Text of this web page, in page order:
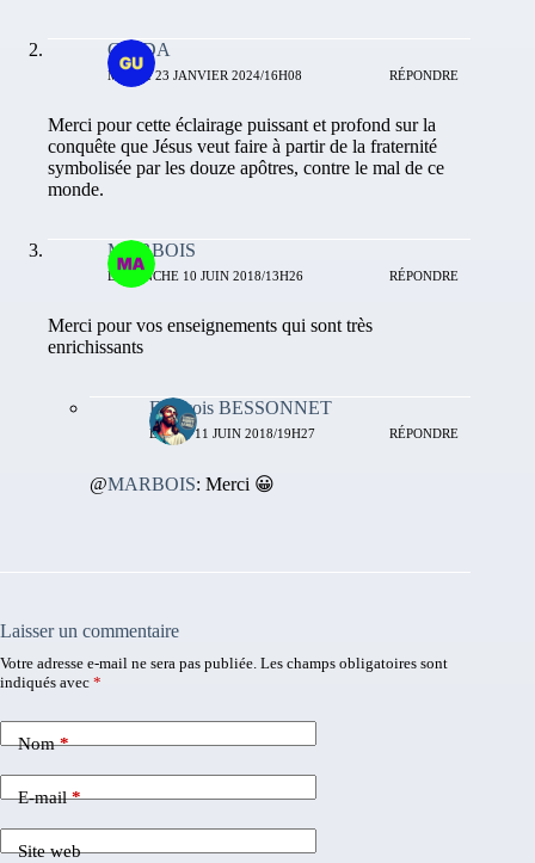
GUIDA
MARDI 23 JANVIER 2024/16H08 RÉPONDRE
Merci pour cette éclairage puissant et profond sur la
conquête que Jésus veut faire à partir de la fraternité
symbolisée par les douze apôtres, contre le mal de ce
monde.
MARBOIS
DIMANCHE 10 JUIN 2018/13H26 RÉPONDRE
Merci pour vos enseignements qui sont très
enrichissants
François BESSONNET
LUNDI 11 JUIN 2018/19H27 RÉPONDRE
@MARBOIS: Merci 😀
Laisser un commentaire
Votre adresse e-mail ne sera pas publiée. Les champs obligatoires sont
indiqués avec *
Nom*
E-mail*
Site web